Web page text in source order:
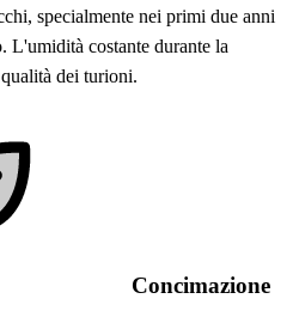
specialmente nei primi due anni
L'umidità costante durante la
dei turioni.
Concimazione